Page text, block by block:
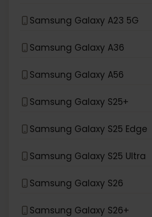
Samsung Galaxy A23 5G
Samsung Galaxy A36
Samsung Galaxy A56
Samsung Galaxy S25+
Samsung Galaxy S25 Edge
Samsung Galaxy S25 Ultra
Samsung Galaxy S26
Samsung Galaxy S26+